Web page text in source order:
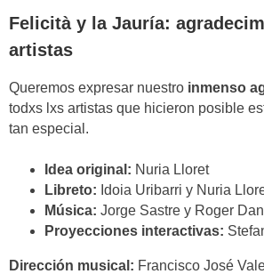
Felicità y la Jauría:
artistas
Queremos expresar nuestro inmenso
todxs lxs artistas que hicieron posible
tan especial.
Idea original: Nuria Lloret
Libreto: Idoia Uribarri y Nuria
Música: Jorge Sastre y Roger
Proyecciones interactivas:
Dirección musical: Francisco José